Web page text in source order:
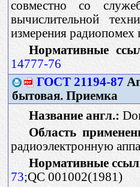
совместно со
вычислительной
измерения
Нормативные
14777-76
ГОСТ 21194-87
бытовая. Приемка
Название англ.:
Область
радиоэлектронную
Нормативные
73;QC 001002(1981)